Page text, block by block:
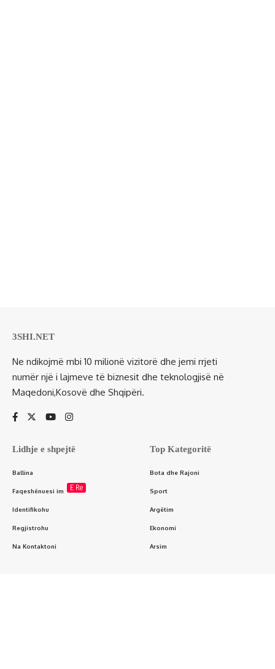
3SHI.NET
Ne ndikojmë mbi 10 milionë vizitorë dhe jemi rrjeti
numër një i lajmeve të biznesit dhe teknologjisë në
Maqedoni,Kosovë dhe Shqipëri.
Lidhje e shpejtë
Ballina
Faqeshënuesi im E Re
Identifikohu
Regjistrohu
Na Kontaktoni
Top Kategoritë
Bota dhe Rajoni
Sport
Argëtim
Ekonomi
Arsim